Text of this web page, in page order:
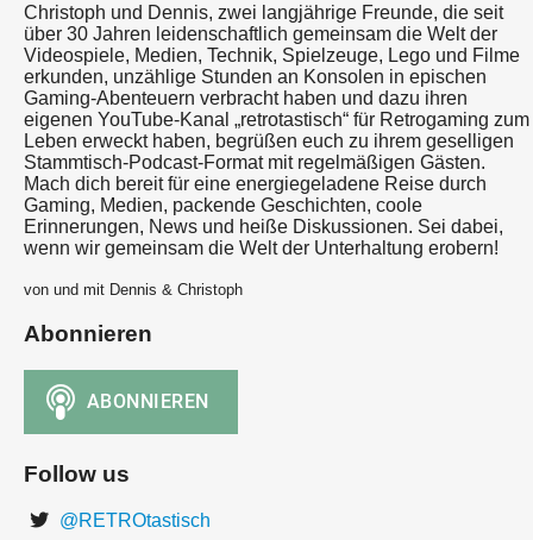
Christoph und Dennis, zwei langjährige Freunde, die seit
über 30 Jahren leidenschaftlich gemeinsam die Welt der
Videospiele, Medien, Technik, Spielzeuge, Lego und Filme
erkunden, unzählige Stunden an Konsolen in epischen
Gaming-Abenteuern verbracht haben und dazu ihren
eigenen YouTube-Kanal „retrotastisch“ für Retrogaming zum
Leben erweckt haben, begrüßen euch zu ihrem geselligen
Stammtisch-Podcast-Format mit regelmäßigen Gästen.
Mach dich bereit für eine energiegeladene Reise durch
Gaming, Medien, packende Geschichten, coole
Erinnerungen, News und heiße Diskussionen. Sei dabei,
wenn wir gemeinsam die Welt der Unterhaltung erobern!
von und mit Dennis & Christoph
Abonnieren
Follow us
@RETROtastisch